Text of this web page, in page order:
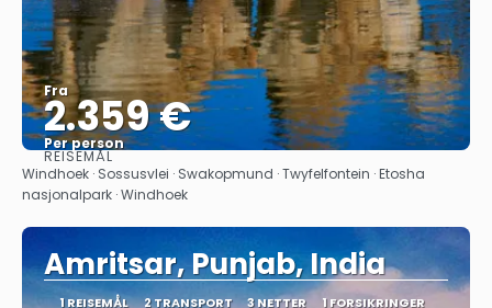
Fra
2.359 €
Per person
Se
REISEMÅL
Windhoek · Sossusvlei · Swakopmund · Twyfelfontein · Etosha
nasjonalpark · Windhoek
Amritsar, Punjab, India
1 REISEMÅL 2 TRANSPORT 3 NETTER 1 FORSIKRINGER